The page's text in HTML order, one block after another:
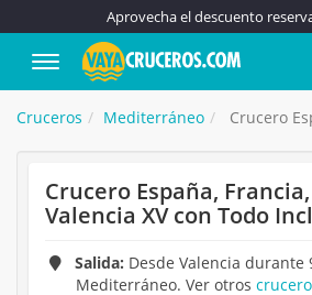
Aprovecha el descuento
Cruceros Mediterráneo Crucero
Crucero España,
Valencia XV con Todo
Salida: Desde Valencia durante
Mediterráneo. Ver otros